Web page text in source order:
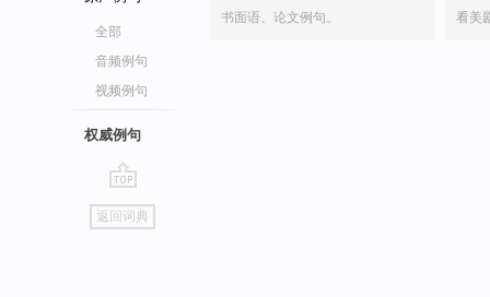
全部
音频例句
视频例句
权威例句
go
top
返回词典
书面语、论文例句。
看美